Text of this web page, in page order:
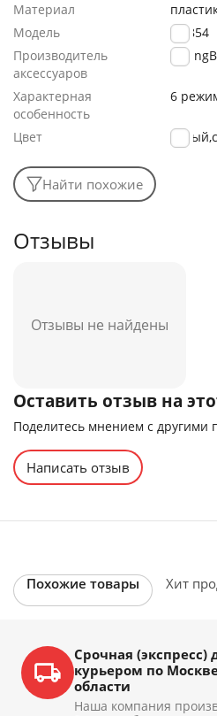
Материал
Модель
ZZJ854
Производитель
аксессуаров
Характерная
особенность
6
Цвет
Найти похожие
Отзывы
Отзывы не найдены
Оставить отзыв на
Поделитесь мнением с другими
Написать отзыв
Похожие товары Хит
Срочная (экспресс)
курьером по
области
Наша компания